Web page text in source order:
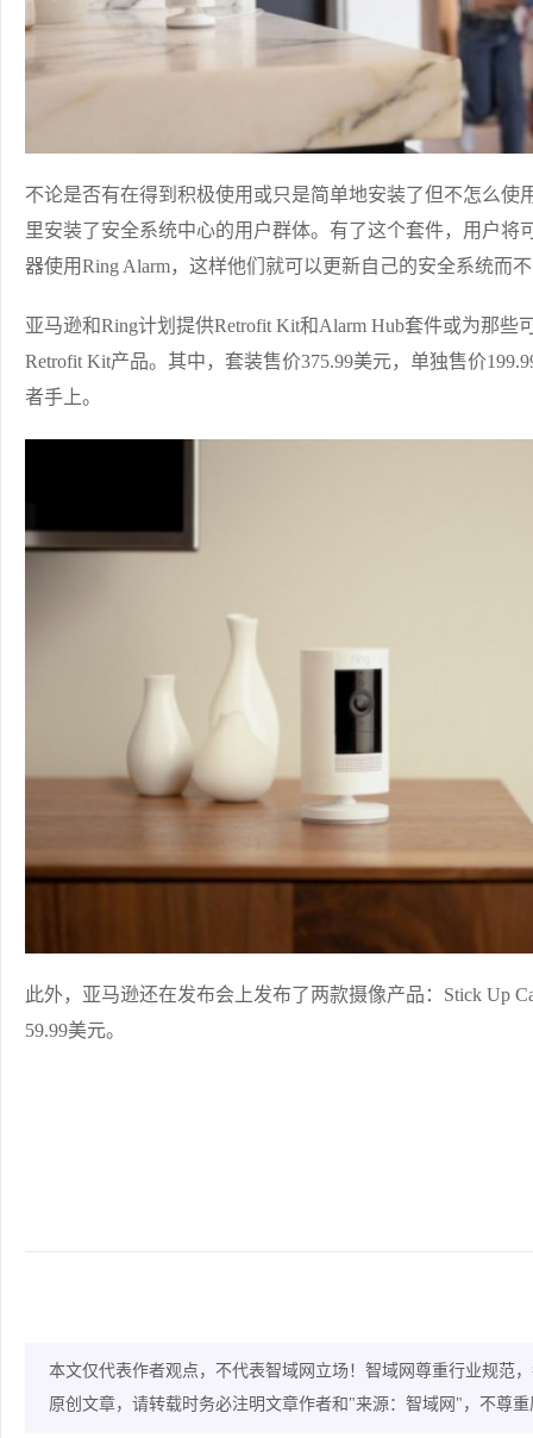
不论是否有在得到积极使用或只是简单地安装了但不怎么使
里安装了安全系统中心的用户群体。有了这个套件，用户
器使用Ring Alarm，这样他们就可以更新自己的安全系统而
亚马逊和Ring计划提供Retrofit Kit和Alarm Hub套件或为那
Retrofit Kit产品。其中，套装售价375.99美元，单独售价
者手上。
此外，亚马逊还在发布会上发布了两款摄像产品：Stick Up
59.99美元。
本文仅代表作者观点，不代表智域网立场！智域网尊重行业规范
原创文章，请转载时务必注明文章作者和"来源：智域网"，不尊